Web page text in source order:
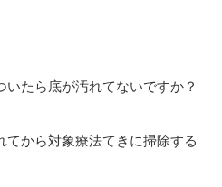
たら底が汚れてないですか？
から対象療法てきに掃除する